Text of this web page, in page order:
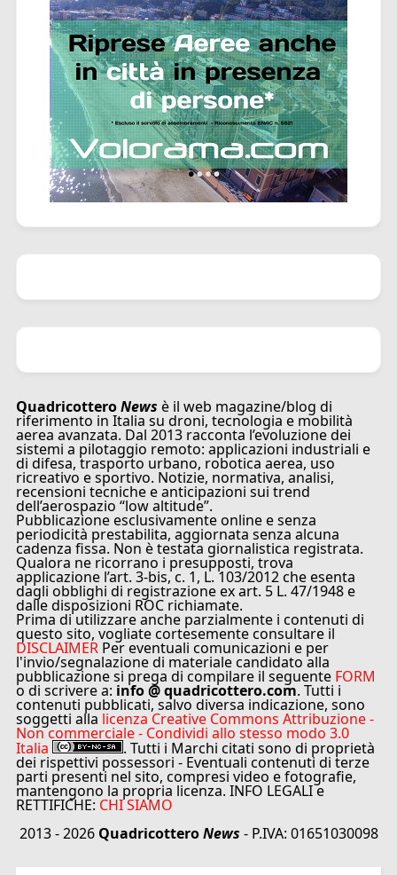
QuadricotteroNews è il web magazine/blog di
riferimento in Italia su droni, tecnologia e mobilità
aerea avanzata. Dal 2013 racconta l’evoluzione dei
sistemi a pilotaggio remoto: applicazioni industriali e
di difesa, trasporto urbano, robotica aerea, uso
ricreativo e sportivo. Notizie, normativa, analisi,
recensioni tecniche e anticipazioni sui trend
dell’aerospazio “low altitude”.
Pubblicazione esclusivamente online e senza
periodicità prestabilita, aggiornata senza alcuna
cadenza fissa. Non è testata giornalistica registrata.
Qualora ne ricorrano i presupposti, trova
applicazione l’art. 3-bis, c. 1, L. 103/2012 che esenta
dagli obblighi di registrazione ex art. 5 L. 47/1948 e
dalle disposizioni ROC richiamate.
Prima di utilizzare anche parzialmente i contenuti di
questo sito, vogliate cortesemente consultare il
DISCLAIMER Per eventuali comunicazioni e per
l'invio/segnalazione di materiale candidato alla
pubblicazione si prega di compilare il seguente FORM
o di scrivere a: info @ quadricottero.com. Tutti i
contenuti pubblicati, salvo diversa indicazione, sono
soggetti alla licenza Creative Commons Attribuzione -
Non commerciale - Condividi allo stesso modo 3.0
Italia . Tutti i Marchi citati sono di proprietà
dei rispettivi possessori - Eventuali contenuti di terze
parti presenti nel sito, compresi video e fotografie,
mantengono la propria licenza. INFO LEGALI e
RETTIFICHE: CHI SIAMO
2013 - 2026 QuadricotteroNews - P.IVA: 01651030098